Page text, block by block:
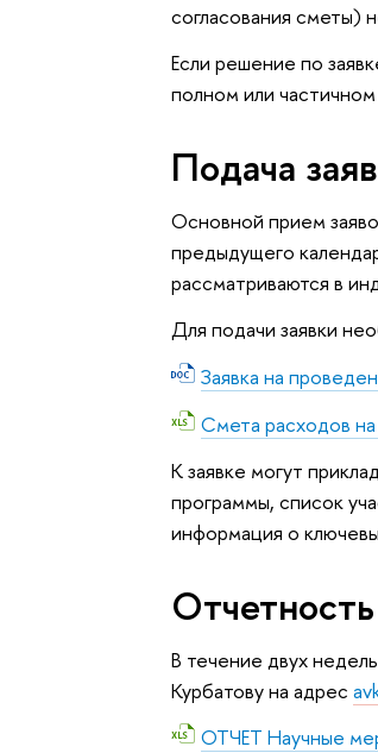
согласования сметы)
Если решение по
полном или
Подача
Основной прием
предыдущего
рассматриваются в
Для подачи заявки
Заявка на
Смета расходов
К заявке могут
программы, список
информация о
Отчетность
В течение двух
Курбатову на адрес
ОТЧЕТ Научные